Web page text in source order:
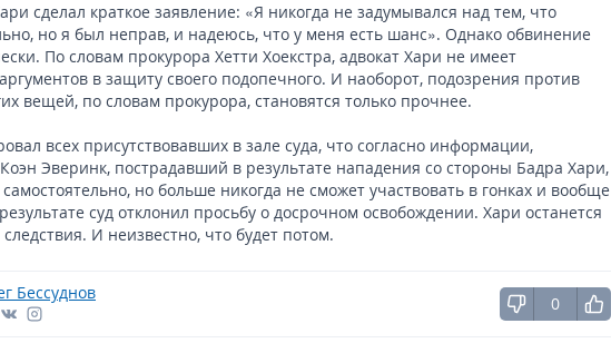
сделал краткое заявление: «Я никогда не задумывался над тем, что
но я был неправ, и надеюсь, что у меня есть шанс». Однако обвинение
По словам прокурора Хетти Хоекстра, адвокат Хари не имеет
в защиту своего подопечного. И наоборот, подозрения против
вещей, по словам прокурора, становятся только прочнее.
всех присутствовавших в зале суда, что согласно информации,
Эверинк, пострадавший в результате нападения со стороны Бадра Хари,
но больше никогда не сможет участвовать в гонках и вообще
суд отклонил просьбу о досрочном освобождении. Хари останется
И неизвестно, что будет потом.
Бессуднов
0
2026
16.08.2026
RCC Kyokushin Fight 5